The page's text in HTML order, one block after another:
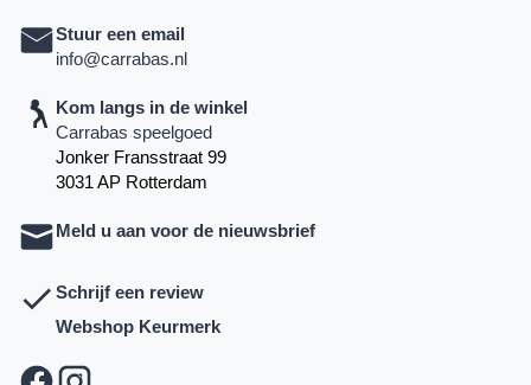
Stuur een email
info@carrabas.nl
Kom langs in de winkel
Carrabas speelgoed
Jonker Fransstraat 99
3031 AP Rotterdam
Meld u aan voor de nieuwsbrief
Schrijf een review
Webshop Keurmerk